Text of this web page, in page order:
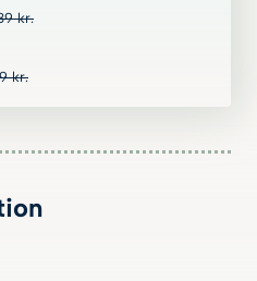
kr.
kr.